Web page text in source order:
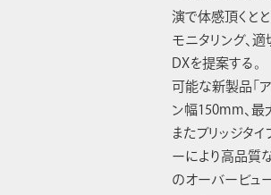
演で体感頂くと
モニタリング、
DXを提案する。
可能な新製品「
ン幅150mm、最
またブリッジタ
ーにより高品質
のオーバービュ